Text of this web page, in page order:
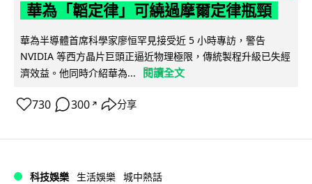
華為「韜定律」可繞過摩爾定律瓶頸
華為半導體首席科學家廖恒罕見接受近 5 小時專訪，警告
NVIDIA 等西方晶片巨頭正逼近物理極限，傳統製程升級已失經
濟效益。他同時介紹華為...
閱讀全文
730 300 ↗ 分享
科技娛樂 生活娛樂 城中熱話